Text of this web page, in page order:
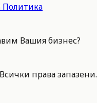
Политика
Вашия бизнес?
права запазени.